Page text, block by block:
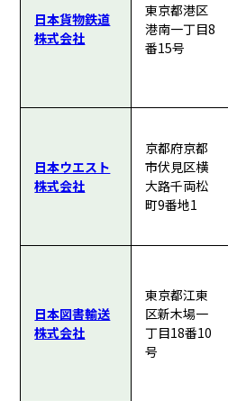
日本貨物鉄道
株式会社
東京都港区
港南一丁目8
番15号
日本ウエスト
株式会社
京都府京都
市伏見区横
大路千両松
町9番地1
日本図書輸送
株式会社
東京都江東
区新木場一
丁目18番10
号